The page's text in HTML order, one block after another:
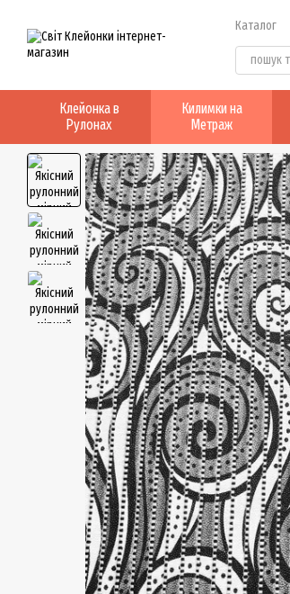
Каталог
Клейонка в
Рулонах
Килимки на
Метраж